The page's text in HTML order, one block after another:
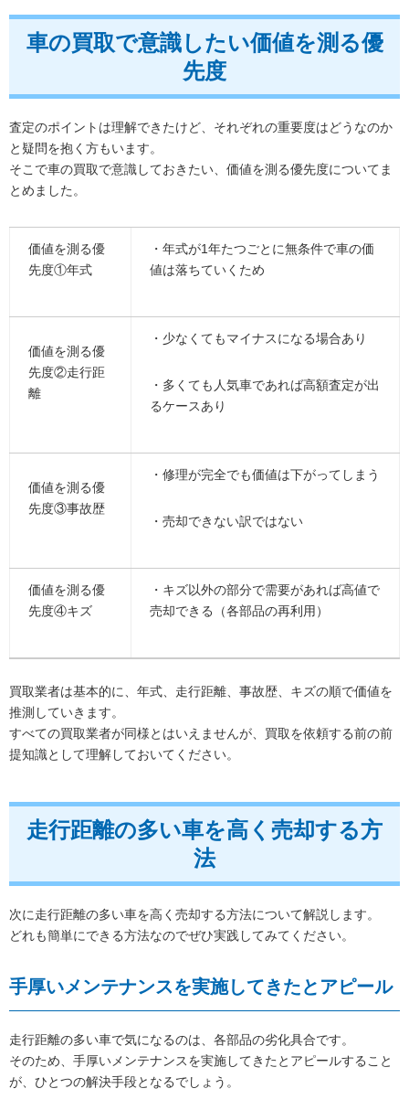
車の買取で意識したい価値を測る優
先度
査定のポイントは理解できたけど、それぞれの重要度はどうなのか
と疑問を抱く方もいます。
そこで車の買取で意識しておきたい、価値を測る優先度についてま
とめました。
価値を測る優
先度①年式
・年式が1年たつごとに無条件で車の価
値は落ちていくため
価値を測る優
先度②走行距
離
・少なくてもマイナスになる場合あり
・多くても人気車であれば高額査定が出
るケースあり
価値を測る優
先度③事故歴
・修理が完全でも価値は下がってしまう
・売却できない訳ではない
価値を測る優
先度④キズ
・キズ以外の部分で需要があれば高値で
売却できる（各部品の再利用）
買取業者は基本的に、年式、走行距離、事故歴、キズの順で価値を
推測していきます。
すべての買取業者が同様とはいえませんが、買取を依頼する前の前
提知識として理解しておいてください。
走行距離の多い車を高く売却する方
法
次に走行距離の多い車を高く売却する方法について解説します。
どれも簡単にできる方法なのでぜひ実践してみてください。
手厚いメンテナンスを実施してきたとアピール
走行距離の多い車で気になるのは、各部品の劣化具合です。
そのため、手厚いメンテナンスを実施してきたとアピールすること
が、ひとつの解決手段となるでしょう。